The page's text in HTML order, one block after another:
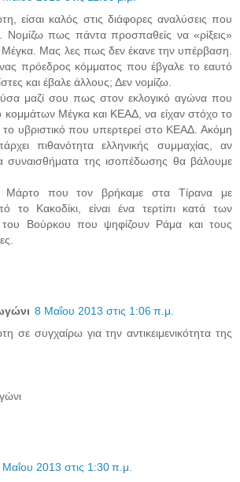
είσαι καλός στις διάφορες αναλύσεις που
Νομίζω πως πάντα προσπαθείς να «ρίξεις»
Μέγκα. Μας λες πως δεν έκανε την υπέρβαση.
πρόεδρος κόμματος που έβγαλε το εαυτό
και έβαλε άλλους; Δεν νομίζω.
μαζί σου πως στον εκλογικό αγώνα που
κομμάτων Μέγκα και ΚΕΑΔ, να είχαν στόχο το
το υβριστικό που υπερτερεί στο ΚΕΑΔ. Ακόμη
πιθανότητα ελληνικής συμμαχίας, αν
της ισοπέδωσης θα βάλουμε
που τον βρήκαμε στα Τίρανα με
το Κακοδίκι, είναι ένα τερτίπι κατά των
του Βούρκου που ψηφίζουν Ράμα και τους
8 Μαΐου 2013 στις 1:06 π.μ.
σε συγχαίρω για την αντικειμενικότητα της
2013 στις 1:30 π.μ.